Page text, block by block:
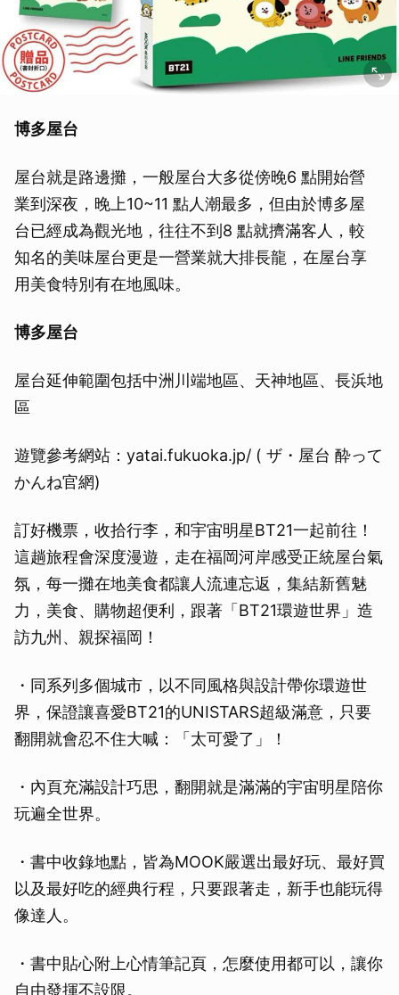
博多屋台
屋台就是路邊攤，一般屋台大多從傍晚6 點開始營
業到深夜，晚上10~11 點人潮最多，但由於博多屋
台已經成為觀光地，往往不到8 點就擠滿客人，較
知名的美味屋台更是一營業就大排長龍，在屋台享
用美食特別有在地風味。
博多屋台
屋台延伸範圍包括中洲川端地區、天神地區、長浜地
區
遊覽參考網站：yatai.fukuoka.jp/ ( ザ・屋台 酔って
かんね官網)
訂好機票，收拾行李，和宇宙明星BT21一起前往！
這趟旅程會深度漫遊，走在福岡河岸感受正統屋台氣
氛，每一攤在地美食都讓人流連忘返，集結新舊魅
力，美食、購物超便利，跟著「BT21環遊世界」造
訪九州、親探福岡！
・同系列多個城市，以不同風格與設計帶你環遊世
界，保證讓喜愛BT21的UNISTARS超級滿意，只要
翻開就會忍不住大喊：「太可愛了」！
・內頁充滿設計巧思，翻開就是滿滿的宇宙明星陪你
玩遍全世界。
・書中收錄地點，皆為MOOK嚴選出最好玩、最好買
以及最好吃的經典行程，只要跟著走，新手也能玩得
像達人。
・書中貼心附上心情筆記頁，怎麼使用都可以，讓你
自由發揮不設限。